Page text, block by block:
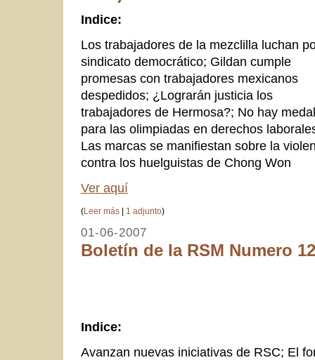
Indice:
Los trabajadores de la mezclilla luchan
sindicato democrático; Gildan cumple
promesas con trabajadores mexicanos
despedidos; ¿Lograrán justicia los
trabajadores de Hermosa?; No hay
para las olimpiadas en derechos
Las marcas se manifiestan sobre la
contra los huelguistas de Chong Won
Ver aquí
(Leer más | 1 adjunto)
01-06-2007
Boletín de la RSM Numero
Indice:
Avanzan nuevas iniciativas de RSC; El